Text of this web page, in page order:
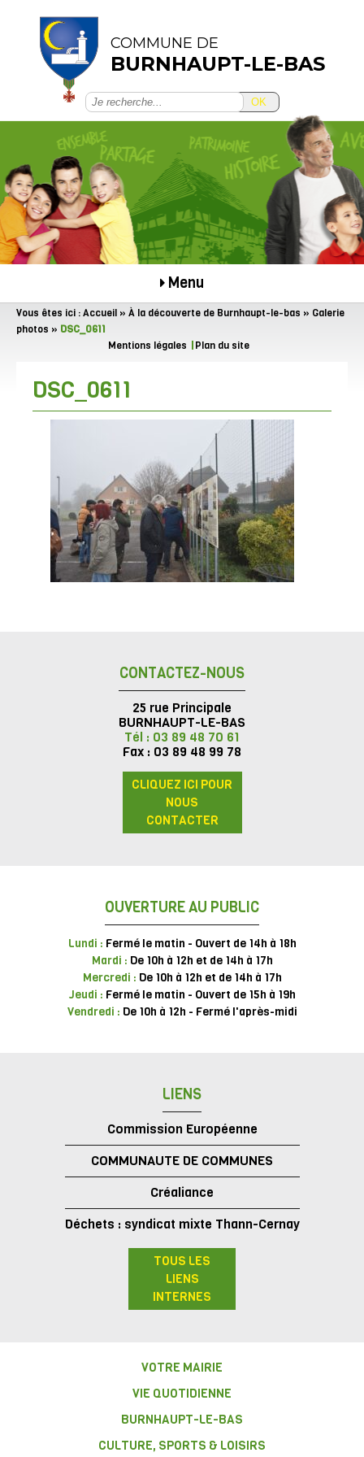
COMMUNE DE
BURNHAUPT-LE-BAS
OK
Menu
Vous êtes ici :Accueil » À la découverte de Burnhaupt-le-bas » Galerie
photos » DSC_0611
Mentions légales
Plan du site
DSC_0611
CONTACTEZ-NOUS
25 rue Principale
BURNHAUPT-LE-BAS
Tél : 03 89 48 70 61
Fax : 03 89 48 99 78
CLIQUEZ ICI POUR
NOUS
CONTACTER
OUVERTURE AU PUBLIC
Lundi : Fermé le matin - Ouvert de 14h à 18h
Mardi : De 10h à 12h et de 14h à 17h
Mercredi : De 10h à 12h et de 14h à 17h
Jeudi : Fermé le matin - Ouvert de 15h à 19h
Vendredi : De 10h à 12h - Fermé l'après-midi
LIENS
Commission Européenne
COMMUNAUTE DE COMMUNES
Créaliance
Déchets : syndicat mixte Thann-Cernay
TOUS LES
LIENS
INTERNES
VOTRE MAIRIE
VIE QUOTIDIENNE
BURNHAUPT-LE-BAS
CULTURE, SPORTS & LOISIRS